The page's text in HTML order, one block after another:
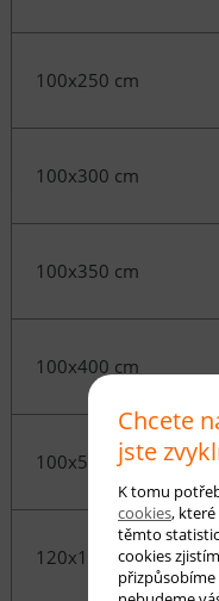
100x250 cm
100x300 cm
100x350 cm
100x400 cm
100x500 cm
120x150 cm
Chcete
jste
K tomu
cookies,
těmto
cookies